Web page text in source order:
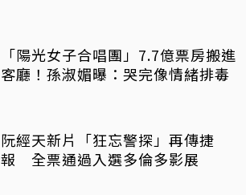
「陽光女子合唱團」7.7億票房搬進
客廳！孫淑媚曝：哭完像情緒排毒
阮經天新片「狂忘警探」再傳捷
報 全票通過入選多倫多影展